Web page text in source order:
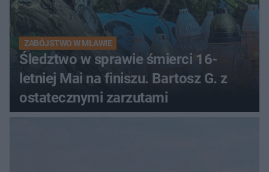
ZABÓJSTWO W MŁAWIE
Śledztwo w sprawie śmierci 16-
letniej Mai na finiszu. Bartosz G. z
ostatecznymi zarzutami